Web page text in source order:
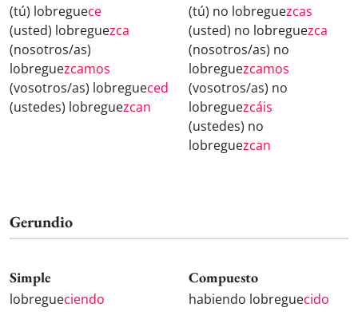
(tú) lobreguece
(usted) lobreguezca
(nosotros/as)
lobreguezcamos
(vosotros/as) lobregueced
(ustedes) lobreguezcan
(tú) no lobreguezcas
(usted) no lobreguezca
(nosotros/as) no
lobreguezcamos
(vosotros/as) no
lobreguezcáis
(ustedes) no
lobreguezcan
Gerundio
Simple
lobregueciendo
Compuesto
habiendo lobreguecido